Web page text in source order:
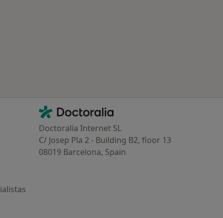
Contacto
Doctoralia - Página de inicio
Doctoralia Internet SL
C/ Josep Pla 2 - Building B2, floor 13
08019 Barcelona, Spain